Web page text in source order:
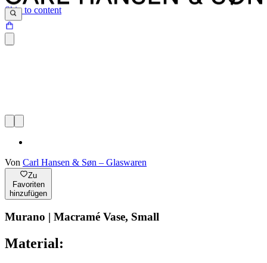
Skip to content
Von Carl Hansen & Søn – Glaswaren
Zu
Favoriten
hinzufügen
Murano | Macramé Vase, Small
Material: